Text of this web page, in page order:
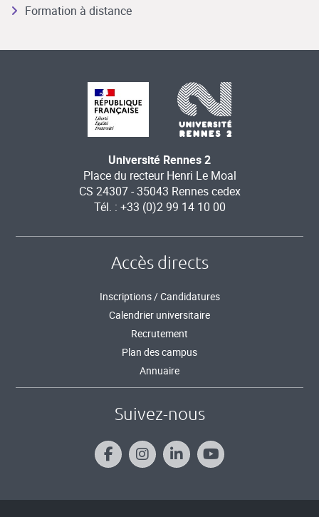
Formation à distance
Université Rennes 2
Place du recteur Henri Le Moal
CS 24307 - 35043 Rennes cedex
Tél. : +33 (0)2 99 14 10 00
Accès directs
Inscriptions / Candidatures
Calendrier universitaire
Recrutement
Plan des campus
Annuaire
Suivez-nous